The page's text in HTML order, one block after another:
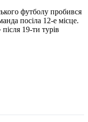
футболу пробився
посіла 12-е місце.
19-ти турів